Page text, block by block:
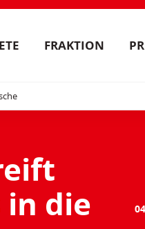
FRAKTION
in die